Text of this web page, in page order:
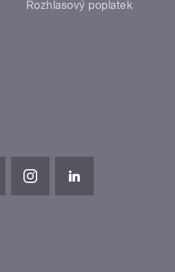
Rozhlasový poplatek